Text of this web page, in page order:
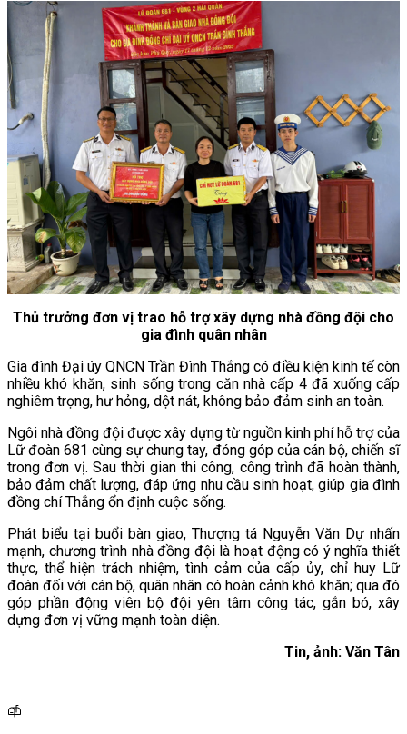
Thủ trưởng đơn vị trao hỗ trợ xây dựng nhà đồng đội cho
gia đình quân nhân
Gia đình Đại úy QNCN Trần Đình Thắng có điều kiện kinh tế còn
nhiều khó khăn, sinh sống trong căn nhà cấp 4 đã xuống cấp
nghiêm trọng, hư hỏng, dột nát, không bảo đảm sinh an toàn.
Ngôi nhà đồng đội được xây dựng từ nguồn kinh phí hỗ trợ của
Lữ đoàn 681 cùng sự chung tay, đóng góp của cán bộ, chiến sĩ
trong đơn vị. Sau thời gian thi công, công trình đã hoàn thành,
bảo đảm chất lượng, đáp ứng nhu cầu sinh hoạt, giúp gia đình
đồng chí Thắng ổn định cuộc sống.
Phát biểu tại buổi bàn giao, Thượng tá Nguyễn Văn Dự nhấn
mạnh, chương trình nhà đồng đội là hoạt động có ý nghĩa thiết
thực, thể hiện trách nhiệm, tình cảm của cấp ủy, chỉ huy Lữ
đoàn đối với cán bộ, quân nhân có hoàn cảnh khó khăn; qua đó
góp phần động viên bộ đội yên tâm công tác, gắn bó, xây
dựng đơn vị vững mạnh toàn diện.
Tin, ảnh: Văn Tân